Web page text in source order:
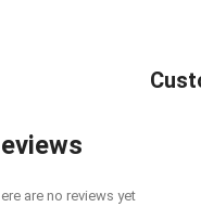
are no reviews yet